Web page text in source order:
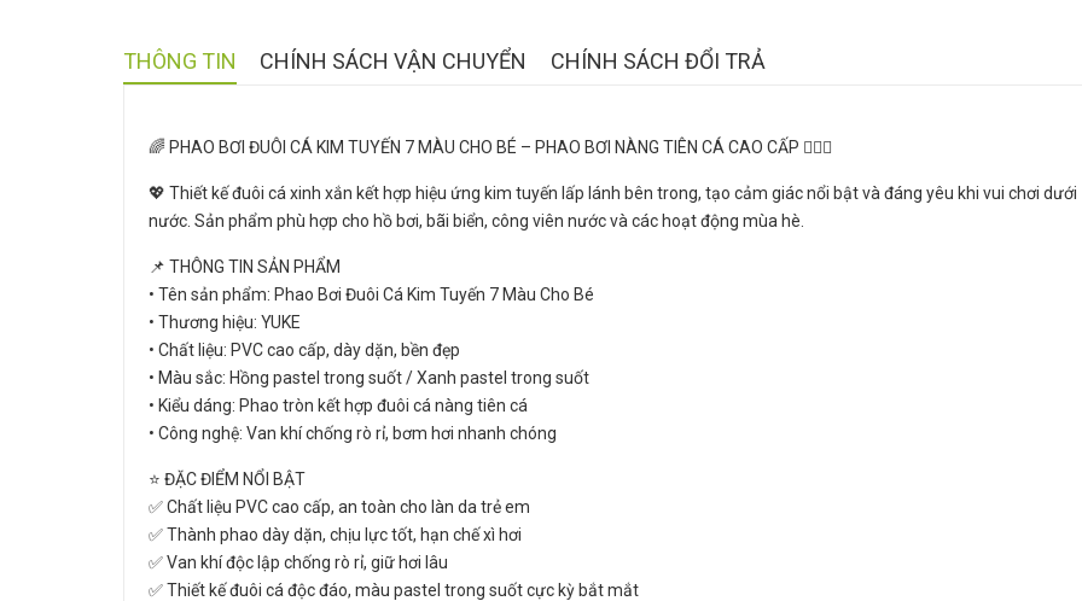
THÔNG TIN CHÍNH SÁCH VẬN CHUYỂN CHÍNH SÁCH ĐỔI TRẢ
🌈 PHAO BƠI ĐUÔI CÁ KIM TUYẾN 7 MÀU CHO BÉ – PHAO BƠI NÀNG TIÊN CÁ CAO CẤP 🧜‍♀️✨
💖 Thiết kế đuôi cá xinh xắn kết hợp hiệu ứng kim tuyến lấp lánh bên trong, tạo cảm giác nổi bật và đáng yêu khi vui chơi dưới
nước. Sản phẩm phù hợp cho hồ bơi, bãi biển, công viên nước và các hoạt động mùa hè.
📌 THÔNG TIN SẢN PHẨM
• Tên sản phẩm: Phao Bơi Đuôi Cá Kim Tuyến 7 Màu Cho Bé
• Thương hiệu: YUKE
• Chất liệu: PVC cao cấp, dày dặn, bền đẹp
• Màu sắc: Hồng pastel trong suốt / Xanh pastel trong suốt
• Kiểu dáng: Phao tròn kết hợp đuôi cá nàng tiên cá
• Công nghệ: Van khí chống rò rỉ, bơm hơi nhanh chóng
⭐ ĐẶC ĐIỂM NỔI BẬT
✅ Chất liệu PVC cao cấp, an toàn cho làn da trẻ em
✅ Thành phao dày dặn, chịu lực tốt, hạn chế xì hơi
✅ Van khí độc lập chống rò rỉ, giữ hơi lâu
✅ Thiết kế đuôi cá độc đáo, màu pastel trong suốt cực kỳ bắt mắt